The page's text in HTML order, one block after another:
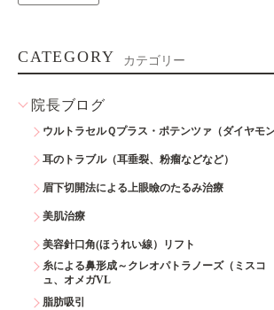
CATEGORY カテゴリー
院長ブログ
ウルトラセルＱプラス・ポテンツァ（ダイヤモン
耳のトラブル（耳垂裂、粉瘤などなど）
眉下切開法による上眼瞼のたるみ治療
美肌治療
美容針口角(ほうれい線）リフト
糸による鼻形成～クレオパトラノーズ（ミス
ュ、オメガVL
脂肪吸引